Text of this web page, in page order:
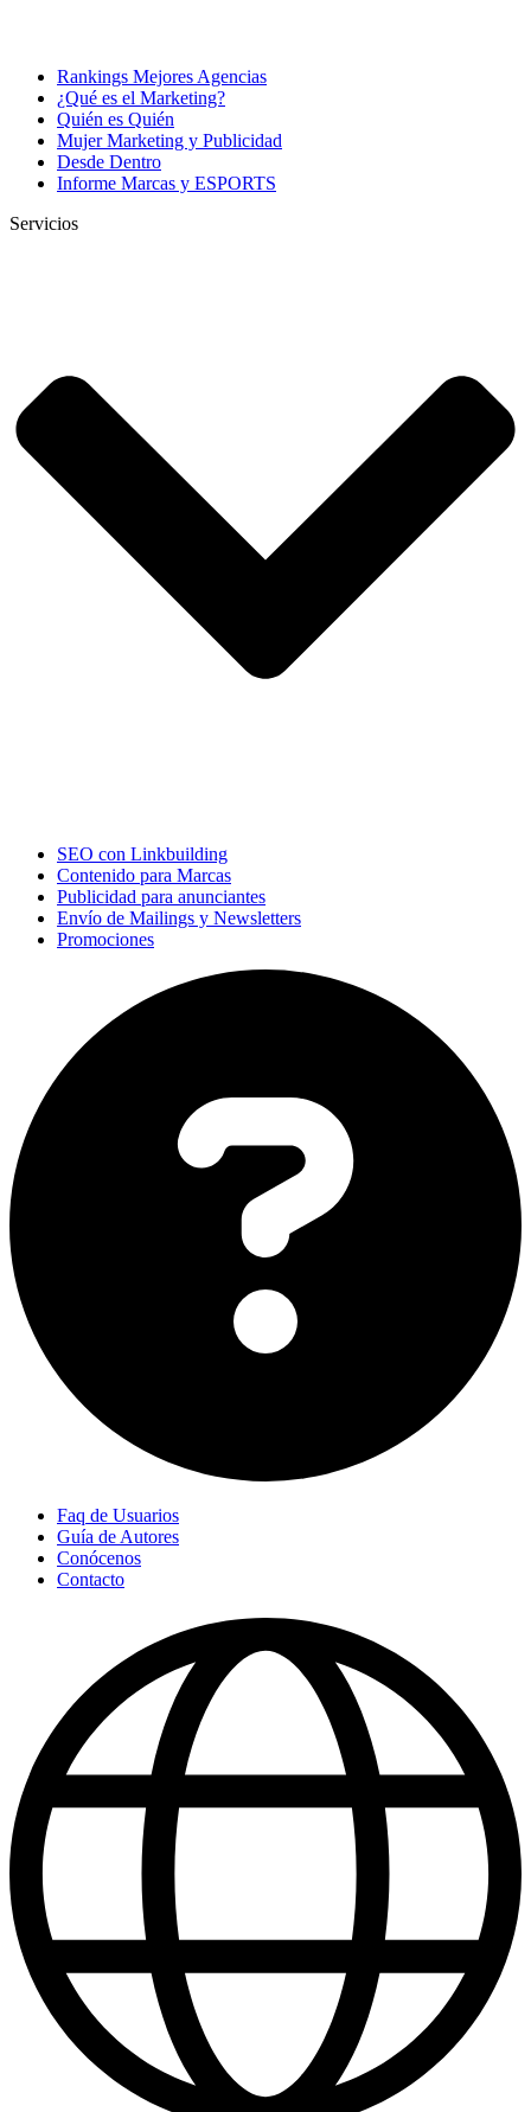
Rankings Mejores Agencias
¿Qué es el Marketing?
Quién es Quién
Mujer Marketing y Publicidad
Desde Dentro
Informe Marcas y ESPORTS
Servicios
SEO con Linkbuilding
Contenido para Marcas
Publicidad para anunciantes
Envío de Mailings y Newsletters
Promociones
Faq de Usuarios
Guía de Autores
Conócenos
Contacto